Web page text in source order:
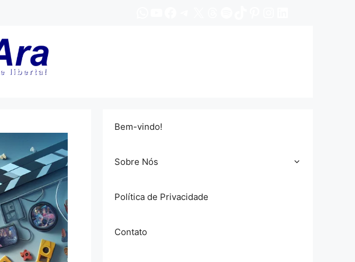
Bem-vindo!
Sobre Nós
Política de Privacidade
Contato